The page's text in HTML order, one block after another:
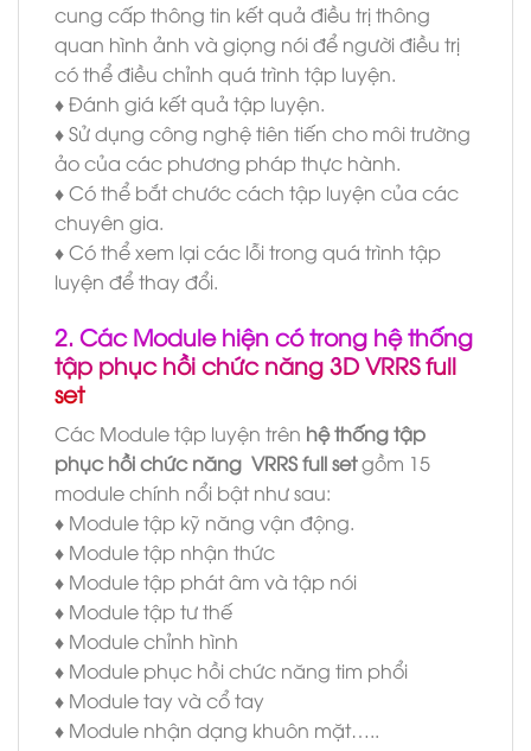
cung cấp thông tin kết quả điều trị thông
quan hình ảnh và giọng nói để người điều trị
có thể điều chỉnh quá trình tập luyện.
♦ Đánh giá kết quả tập luyện.
♦ Sử dụng công nghệ tiên tiến cho môi trường
ảo của các phương pháp thực hành.
♦ Có thể bắt chước cách tập luyện của các
chuyên gia.
♦ Có thể xem lại các lỗi trong quá trình tập
luyện để thay đổi.
2. Các Module hiện có trong hệ thống
tập phục hồi chức năng 3D VRRS full
set
Các Module tập luyện trên hệ thống tập
phục hồi chức năng VRRS full setgồm 15
module chính nổi bật như sau:
♦ Module tập kỹ năng vận động.
♦ Module tập nhận thức
♦ Module tập phát âm và tập nói
♦ Module tập tư thế
♦ Module chỉnh hình
♦ Module phục hồi chức năng tim phổi
♦ Module tay và cổ tay
♦ Module nhận dạng khuôn mặt…..